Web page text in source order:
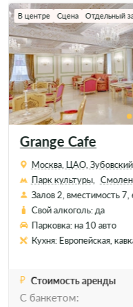
Grange Cafe
В центре Сцена Отдельный
Москва, ЦАО,
Парк культуры,
Залов 2, вместимость 7,
Свой алкоголь: да
Парковка: на 10 авто
Кухня: Европейская,
Стоимость аренды
С банкетом: